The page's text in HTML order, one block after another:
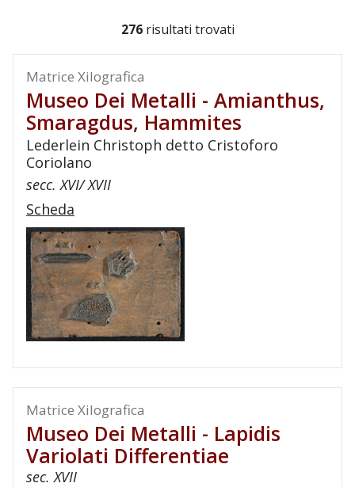
276 risultati trovati
Matrice Xilografica
Museo Dei Metalli - Amianthus,
Smaragdus, Hammites
Lederlein Christoph detto Cristoforo
Coriolano
secc. XVI/ XVII
Scheda
Matrice Xilografica
Museo Dei Metalli - Lapidis
Variolati Differentiae
sec. XVII